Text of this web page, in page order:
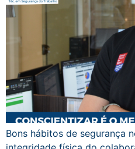
Bons hábitos de segurança